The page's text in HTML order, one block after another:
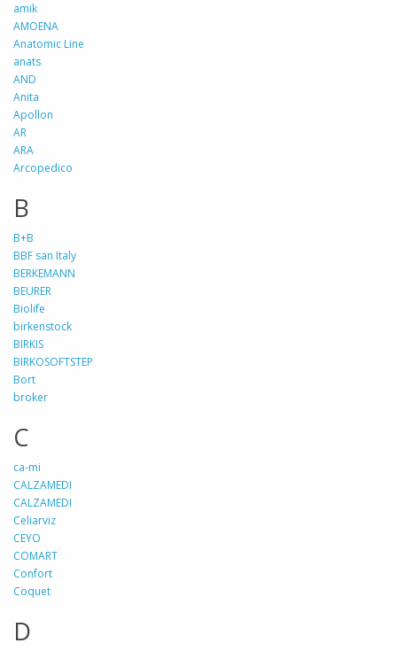
amik
AMOENA
Anatomic Line
anats
AND
Anita
Apollon
AR
ARA
Arcopedico
B
B+B
BBF san Italy
BERKEMANN
BEURER
Biolife
birkenstock
BIRKIS
BIRKOSOFTSTEP
Bort
broker
C
ca-mi
CALZAMEDI
CALZAMEDI
Celiarviz
CEYO
COMART
Confort
Coquet
D